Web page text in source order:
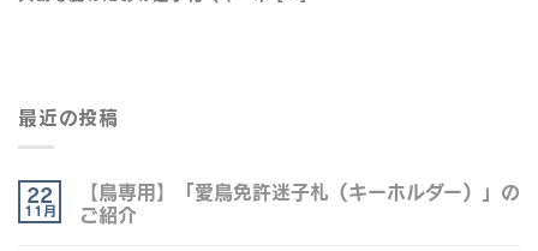
最近の投稿
22
11月
【鳥専用】「愛鳥免許迷子札（キーホルダー）」の
ご紹介